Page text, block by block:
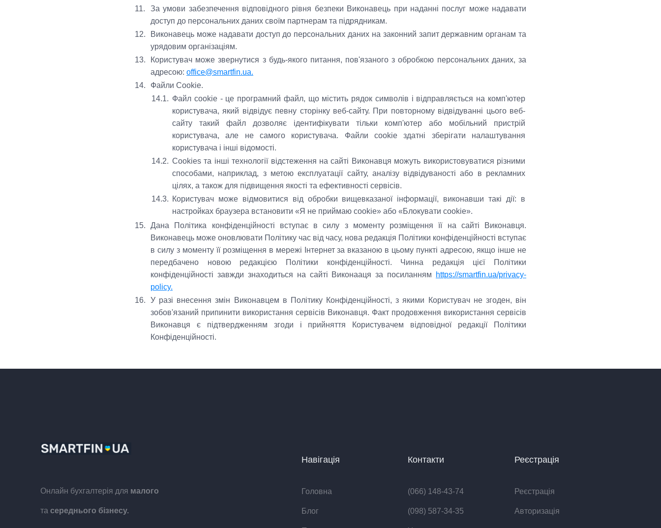
11.
За умови забезпечення відповідного рівня безпеки Виконавець при наданні послуг може надавати
доступ до персональних даних своїм партнерам та підрядникам.
12.
Виконавець може надавати доступ до персональних даних на законний запит державним органам та
урядовим організаціям.
13.
Користувач може звернутися з будь-якого питання, пов'язаного з обробкою персональних даних, за
адресою: office@smartfin.ua.
14.
Файли Cookie.
14.1. Файл cookie - це програмний файл, що містить рядок символів і відправляється на комп'ютер
користувача, який відвідує певну сторінку веб-сайту. При повторному відвідуванні цього веб-
сайту такий файл дозволяє ідентифікувати тільки комп'ютер або мобільний пристрій
користувача, але не самого користувача. Файли cookie здатні зберігати налаштування
користувача і інші відомості.
14.2. Cookies та інші технології відстеження на сайті Виконавця можуть використовуватися різними
способами, наприклад, з метою експлуатації сайту, аналізу відвідуваності або в рекламних
цілях, а також для підвищення якості та ефективності сервісів.
14.3. Користувач може відмовитися від обробки вищевказаної інформації, виконавши такі дії: в
настройках браузера встановити «Я не приймаю cookie» або «Блокувати cookie».
15.
Дана Політика конфіденційності вступає в силу з моменту розміщення її на сайті Виконавця.
Виконавець може оновлювати Політику час від часу, нова редакція Політики конфіденційності вступає
в силу з моменту її розміщення в мережі Інтернет за вказаною в цьому пункті адресою, якщо інше не
передбачено новою редакцією Політики конфіденційності. Чинна редакція цієї Політики
конфіденційності завжди знаходиться на сайті Виконааця за посиланням
https://smartfin.ua/privacy-
policy.
16.
У разі внесення змін Виконавцем в Політику Конфіденційності, з якими Користувач не згоден, він
зобов'язаний припинити використання сервісів Виконавця. Факт продовження використання сервісів
Виконавця є підтвердженням згоди і прийняття Користувачем відповідної редакції Політики
Конфіденційності.
Онлайн бухгалтерія для малого
та середнього бізнесу.
Навігація
Головна
Блог
Контакти
(066) 148-43-74
(098) 587-34-35
Реєстрація
Реєстрація
Авторизація